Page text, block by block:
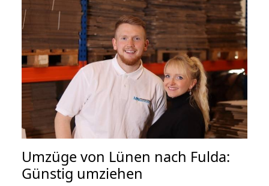
Umzüge von Lünen nach Fulda:
Günstig umziehen